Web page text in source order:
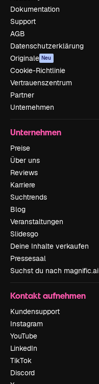
Dokumentation
Support
AGB
Datenschutzerklärung
Originale Neu
Cookie-Richtlinie
Vertrauenszentrum
Partner
Unternehmen
Unternehmen
Preise
Über uns
Reviews
Karriere
Suchtrends
Blog
Veranstaltungen
Slidesgo
Deine Inhalte verkaufen
Pressesaal
Suchst du nach magnific.ai
Kontakt aufnehmen
Kundensupport
Instagram
YouTube
LinkedIn
TikTok
Discord